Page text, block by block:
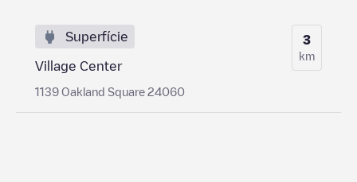
Superfície
Village Center
1139 Oakland Square 24060
3
km